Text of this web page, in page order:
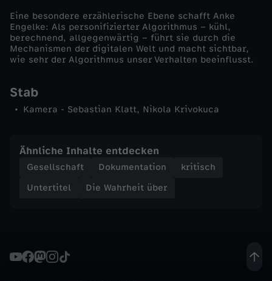
t
J
o
h
e
r
Eine besondere erzählerische Ebene schafft Anke
Engelke: Als personifizierter Algorithmus – kühl,
berechnend, allgegenwärtig – führt sie durch die
Mechanismen der digitalen Welt und macht sichtbar,
wie sehr der Algorithmus unser Verhalten beeinflusst.
Stab
Kamera - Sebastian Klatt, Nikola Krivokuca
Ähnliche Inhalte entdecken
Gesellschaft Dokumentation
kritisch
Untertitel
Die Wahrheit über